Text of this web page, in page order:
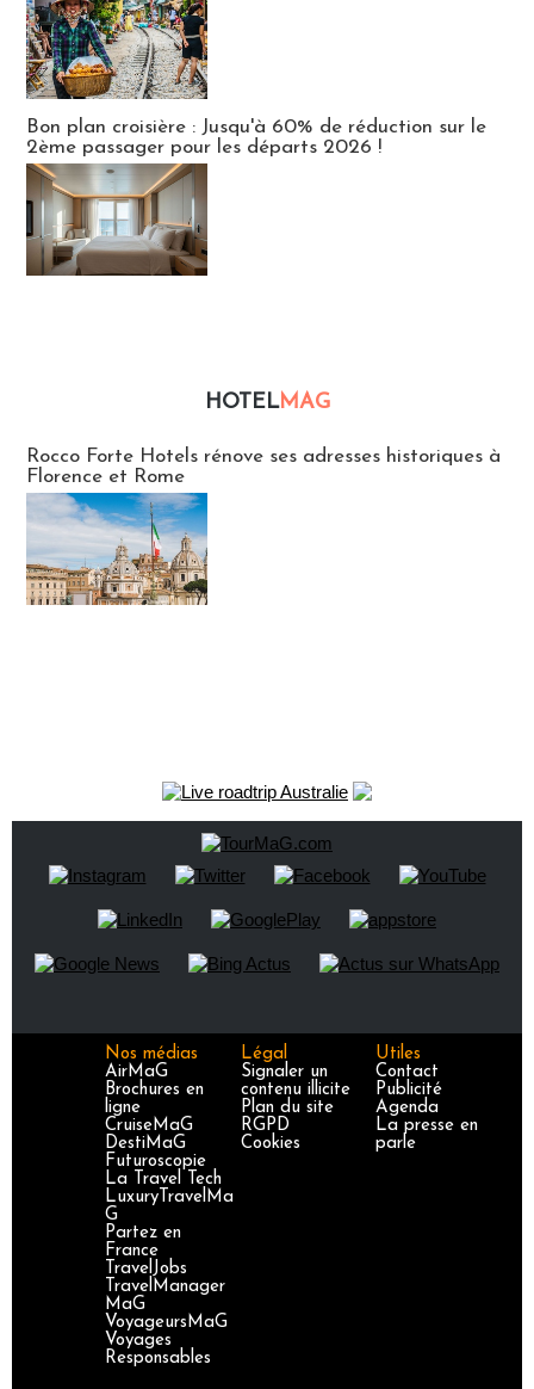
Bon plan croisière : Jusqu'à 60% de réduction sur le
2ème passager pour les départs 2026 !
HOTELMAG
Rocco Forte Hotels rénove ses adresses historiques à
Florence et Rome
Nos médias
AirMaG
Brochures en
ligne
CruiseMaG
DestiMaG
Futuroscopie
La Travel Tech
LuxuryTravelMa
G
Partez en
France
TravelJobs
TravelManager
MaG
VoyageursMaG
Voyages
Responsables
Légal
Signaler un
contenu illicite
Plan du site
RGPD
Cookies
Utiles
Contact
Publicité
Agenda
La presse en
parle